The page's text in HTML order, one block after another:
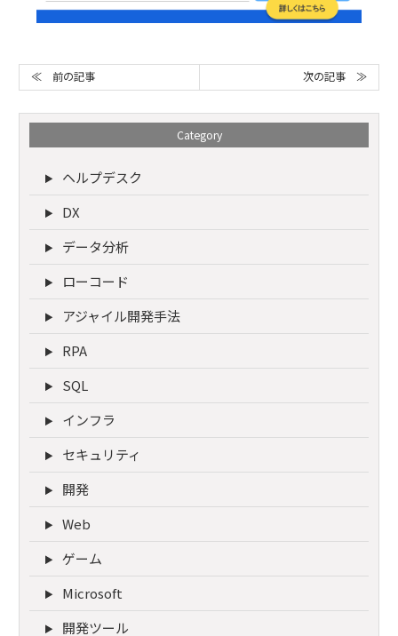
≪ 前の記事 次の記事 ≫
Category
ヘルプデスク
DX
データ分析
ローコード
アジャイル開発手法
RPA
SQL
インフラ
セキュリティ
開発
Web
ゲーム
Microsoft
開発ツール